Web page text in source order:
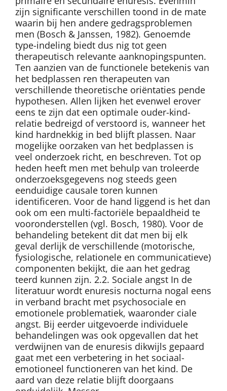
zijn significante verschillen toond in de mate
waarin bij hen andere gedragsproblemen
men (Bosch & Janssen, 1982). Genoemde
type-indeling biedt dus nig tot geen
therapeutisch relevante aanknopingspunten.
Ten aanzien van de functionele betekenis van
het bedplassen ren therapeuten van
verschillende theoretische oriëntaties pende
hypothesen. Allen lijken het evenwel erover
eens te zijn dat een optimale ouder-kind-
relatie bedreigd of verstoord is, wanneer het
kind hardnekkig in bed blijft plassen. Naar
mogelijke oorzaken van het bedplassen is
veel onderzoek richt, en beschreven. Tot op
heden heeft men met behulp van troleerde
onderzoeksgegevens nog steeds geen
eenduidige causale toren kunnen
identificeren. Voor de hand liggend is het dan
ook om een multi-factoriële bepaaldheid te
vooronderstellen (vgl. Bosch, 1980). Voor de
behandeling betekent dit dat men bij elk
geval derlijk de verschillende (motorische,
fysiologische, relationele en communicatieve)
componenten bekijkt, die aan het gedrag
teerd kunnen zijn. 2.2. Sociale angst In de
literatuur wordt enuresis nocturna nogal eens
in verband bracht met psychosociale en
emotionele problematiek, waaronder ciale
angst. Bij eerder uitgevoerde individuele
behandelingen was ook opgevallen dat het
verdwijnen van de enuresis dikwijls gepaard
gaat met een verbetering in het sociaal-
emotioneel functioneren van het kind. De
aard van deze relatie blijft doorgaans